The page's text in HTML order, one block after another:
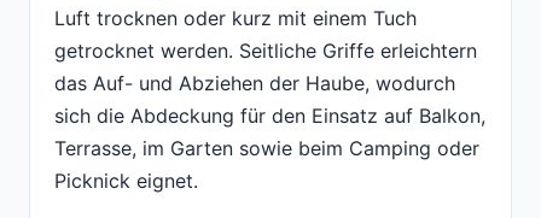
Luft trocknen oder kurz mit einem Tuch
getrocknet werden. Seitliche Griffe erleichtern
das Auf- und Abziehen der Haube, wodurch
sich die Abdeckung für den Einsatz auf Balkon,
Terrasse, im Garten sowie beim Camping oder
Picknick eignet.